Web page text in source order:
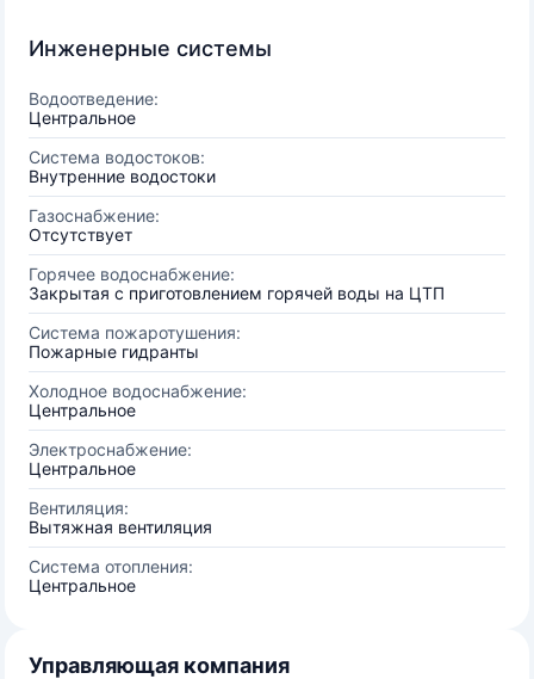
Инженерные системы
Водоотведение:
Центральное
Система водостоков:
Внутренние водостоки
Газоснабжение:
Отсутствует
Горячее водоснабжение:
Закрытая с приготовлением горячей воды на ЦТП
Система пожаротушения:
Пожарные гидранты
Холодное водоснабжение:
Центральное
Электроснабжение:
Центральное
Вентиляция:
Вытяжная вентиляция
Система отопления:
Центральное
Управляющая компания